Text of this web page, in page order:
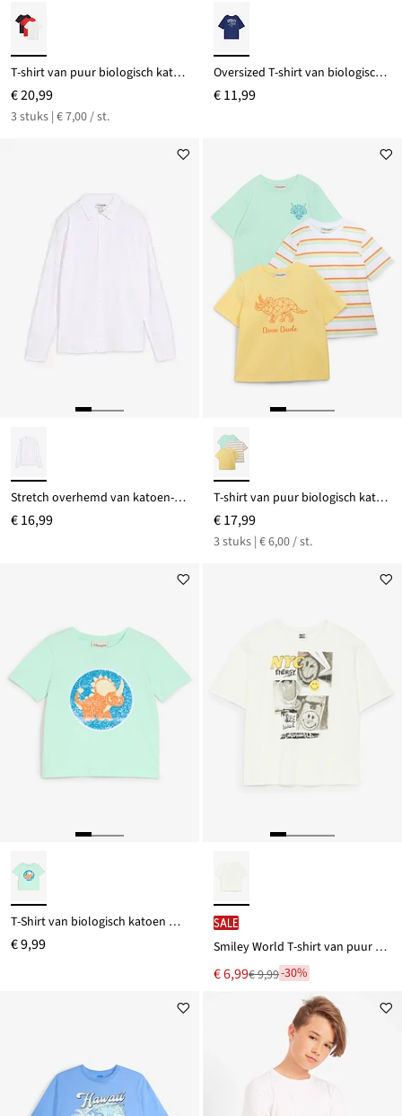
T-shirt van puur biologisch katoen (set van 3)
€ 20,99
3 stuks | € 7,00 / st.
Oversized T-shirt van biologisch katoen met print op de rug
€ 11,99
Stretch overhemd van katoen-piquè
€ 16,99
T-shirt van puur biologisch katoen (set van 3)
€ 17,99
3 stuks | € 6,00 / st.
T-Shirt van biologisch katoen met omkeerbare pailletten
€ 9,99
SALE
Smiley World T-shirt van puur katoen met een losse pasvorm
Nu
voor
€ 6,99
Van € 9,99-30%